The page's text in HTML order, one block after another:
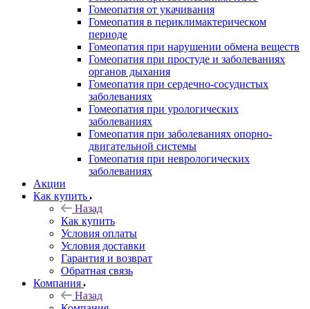
Гомеопатия от укачивания
Гомеопатия в периклимактерическом
периоде
Гомеопатия при нарушении обмена веществ
Гомеопатия при простуде и заболеваниях
органов дыхания
Гомеопатия при сердечно-сосудистых
заболеваниях
Гомеопатия при урологических
заболеваниях
Гомеопатия при заболеваниях опорно-
двигательной системы
Гомеопатия при неврологических
заболеваниях
Акции
Как купить
Назад
Как купить
Условия оплаты
Условия доставки
Гарантия и возврат
Обратная связь
Компания
Назад